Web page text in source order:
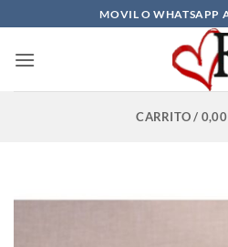
al
contenido
MOVIL O WHATSAPP
CARRITO /